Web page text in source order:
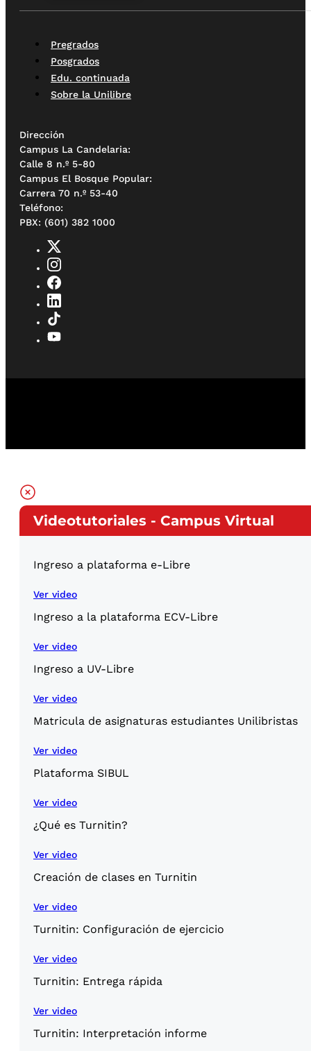
Pregrados
Posgrados
Edu. continuada
Sobre la Unilibre
Dirección
Campus La Candelaria:
Calle 8 n.º 5-80
Campus El Bosque Popular:
Carrera 70 n.º 53-40
Teléfono:
PBX: (601) 382 1000
Videotutoriales - Campus Virtual
Ingreso a plataforma e-Libre
Ver video
Ingreso a la plataforma ECV-Libre
Ver video
Ingreso a UV-Libre
Ver video
Matricula de asignaturas estudiantes Unilibristas
Ver video
Plataforma SIBUL
Ver video
¿Qué es Turnitin?
Ver video
Creación de clases en Turnitin
Ver video
Turnitin: Configuración de ejercicio
Ver video
Turnitin: Entrega rápida
Ver video
Turnitin: Interpretación informe